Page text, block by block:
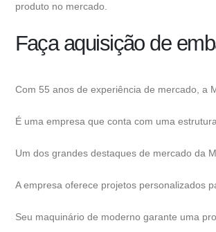
produto no mercado.
Faça aquisição de
Com 55 anos de experiência de mercado, a
É uma empresa que conta com uma
Um dos grandes destaques de mercado da
A empresa oferece projetos personalizados
Seu maquinário de moderno garante uma